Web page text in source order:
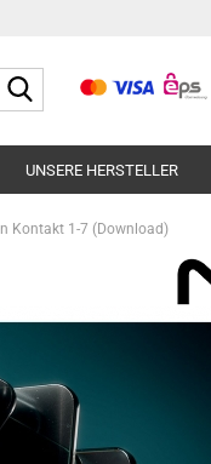
Suche...
UNSERE HERSTELLER
Kontakt 1-7 (Download)